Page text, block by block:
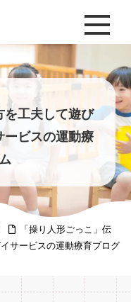
を工夫して遊び
ービスの運動療
「操り人形ごっこ」伝
サービスの運動療育プログ